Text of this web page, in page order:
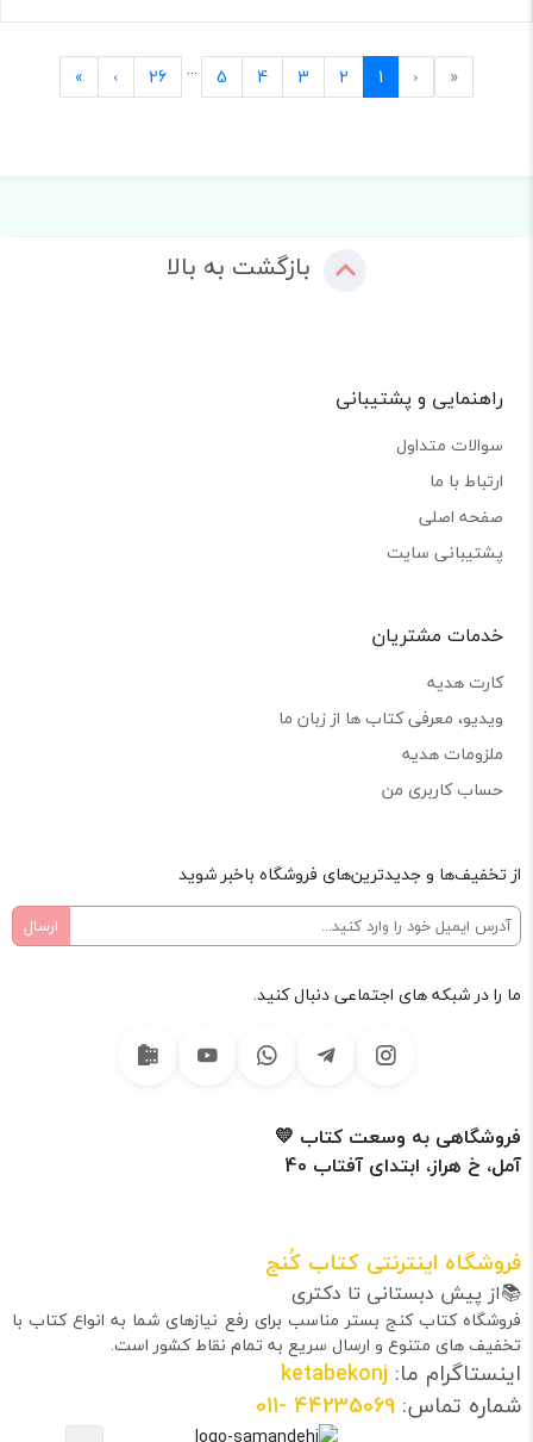
«
First
‹
Previous
1
2
3
4
5
...
26
›
Next
»
بازگشت به بالا
راهنمایی و پشتیبانی
سوالات متداول
ارتباط با ما
صفحه اصلی
پشتیبانی سایت
خدمات مشتریان
کارت هدیه
ویدیو، معرفی کتاب ها از زبان ما
ملزومات هدیه
حساب کاربری من
از تخفیف‌ها و جدیدترین‌های فروشگاه باخبر شوید
ما را در شبکه های اجتماعی دنبال کنید.
فروشگاهی به وسعت کتاب 💛
آمل، خ هراز، ابتدای آفتاب 40
فروشگاه اینترنتی کتاب کُنج
📚از پیش دبستانی تا دکتری
فروشگاه کتاب کنج بستر مناسب برای رفع نیازهای شما به انواع کتاب با
تخفیف های متنوع و ارسال سریع به تمام نقاط کشور است.
اینستاگرام ما: ketabekonj
شماره تماس: 44235069
-011